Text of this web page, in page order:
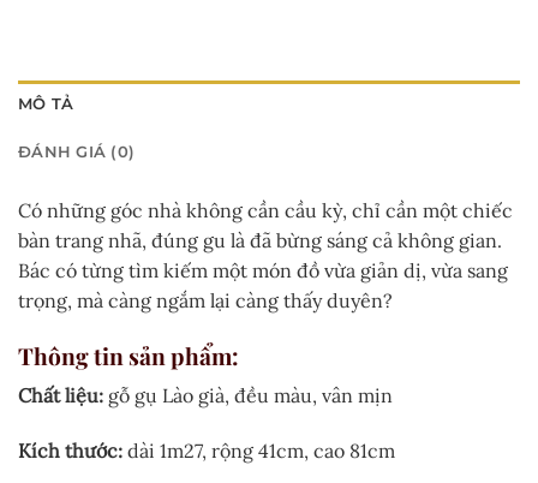
MÔ TẢ
ĐÁNH GIÁ (0)
Có những góc nhà không cần cầu kỳ, chỉ cần một chiếc
bàn trang nhã, đúng gu là đã bừng sáng cả không gian.
Bác có từng tìm kiếm một món đồ vừa giản dị, vừa sang
trọng, mà càng ngắm lại càng thấy duyên?
Thông tin sản phẩm:
Chất liệu: gỗ gụ Lào già, đều màu, vân mịn
Kích thước: dài 1m27, rộng 41cm, cao 81cm